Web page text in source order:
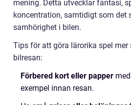
mening. Detta utvecklar fantasi,
koncentration, samtidigt som det
samhörighet i bilen.
Tips för att göra lärorika spel mer
bilresan:
Förbered kort eller papper
exempel innan resan.